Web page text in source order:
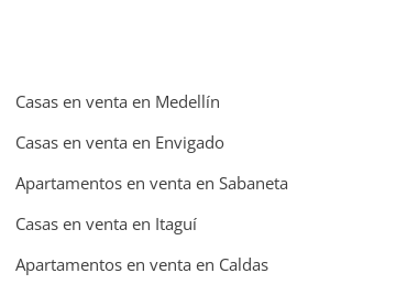
Casas en venta en Medellín
Casas en venta en Envigado
Apartamentos en venta en Sabaneta
Casas en venta en Itaguí
Apartamentos en venta en Caldas